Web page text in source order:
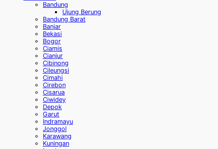
Bandung
Ujung Berung
Bandung Barat
Banjar
Bekasi
Bogor
Ciamis
Cianjur
Cibinong
Cileungsi
Cimahi
Cirebon
Cisarua
Ciwidey
Depok
Garut
Indramayu
Jonggol
Karawang
Kuningan